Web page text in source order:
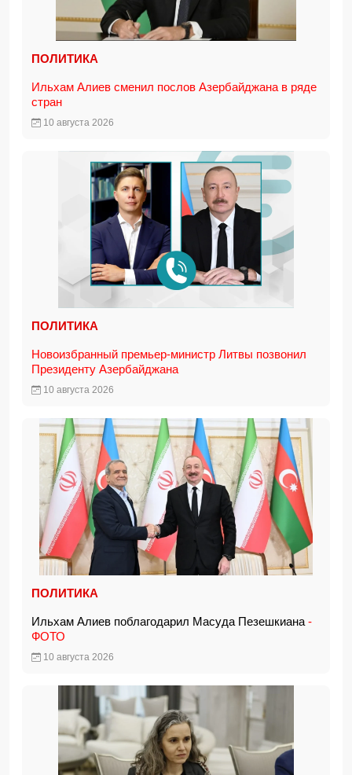
ПОЛИТИКА
Ильхам Алиев сменил послов Азербайджана в ряде
стран
10 августа 2026
ПОЛИТИКА
Новоизбранный премьер-министр Литвы позвонил
Президенту Азербайджана
10 августа 2026
ПОЛИТИКА
Ильхам Алиев поблагодарил Масуда Пезешкиана -
ФОТО
10 августа 2026